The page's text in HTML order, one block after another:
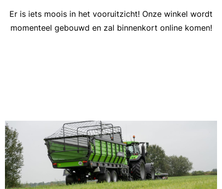
Er is iets moois in het vooruitzicht! Onze winkel wordt
momenteel gebouwd en zal binnenkort online komen!